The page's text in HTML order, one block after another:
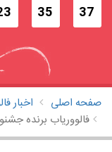
37
35
صفحه اصلی
اخبار
فالووریاب برنده